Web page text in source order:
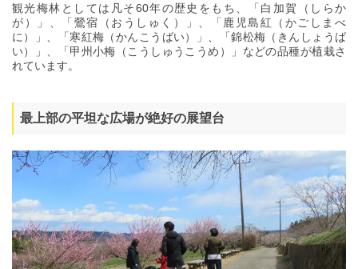
観光梅林としては凡そ60年の歴史をもち、「白加賀（しらか
が）」、「鶯宿（おうしゅく）」、「鹿児島紅（かごしまべ
に）」、「寒紅梅（かんこうばい）」、「錦松梅（きんしょうば
い）」、「甲州小梅（こうしゅうこうめ）」などの品種が植栽さ
れています。
最上部の平坦な広場が絶好の展望台